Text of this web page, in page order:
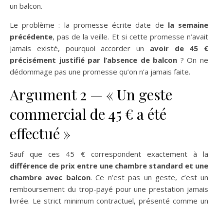
un balcon.
Le problème : la promesse écrite date de la semaine
précédente, pas de la veille. Et si cette promesse n’avait
jamais existé, pourquoi accorder un avoir de 45 €
précisément justifié par l’absence de balcon ? On ne
dédommage pas une promesse qu’on n’a jamais faite.
Argument 2 — « Un geste
commercial de 45 € a été
effectué »
Sauf que ces 45 € correspondent exactement à la
différence de prix entre une chambre standard et une
chambre avec balcon. Ce n’est pas un geste, c’est un
remboursement du trop-payé pour une prestation jamais
livrée. Le strict minimum contractuel, présenté comme un